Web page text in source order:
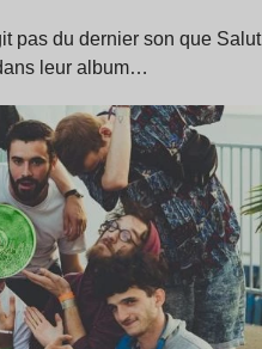
pas du dernier son que Salut
leur album…